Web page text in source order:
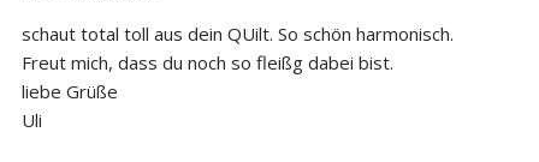
schaut total toll aus dein QUilt. So schön harmonisch.
Freut mich, dass du noch so fleißg dabei bist.
liebe Grüße
Uli